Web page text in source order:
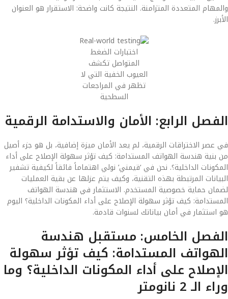
والمهام المتعددة المتزامنة. النتيجة كانت واضحة: الاستقرار هو العنوان
الأبرز.
اختبارات الضغط
المتواصل تكشف
العيوب الخفية التي لا
تظهر في المراجعات
السطحية
الفصل الرابع: الأمان والاستدامة الرقمية
في عصر الاختراقات الرقمية، لم يعد الأمان ميزة إضافية، بل هو جزء أصيل
من بنية هندسة الهواتف المستدامة: كيف تؤثر سهولة الإصلاح على أداء
المكونات الداخلية؟. نحن في ‘قيمني’ نولي اهتماماً فائقاً لكيفية تشفير
البيانات المرتبطة بهذه التقنية، وكيف يتم عزلها عن بقية العمليات
لضمان حماية خصوصية المستخدم. الاستثمار في هندسة الهواتف
المستدامة: كيف تؤثر سهولة الإصلاح على أداء المكونات الداخلية؟ اليوم
هو استثمار في أمان بياناتك لسنوات قادمة.
الفصل الخامس: مستقبل هندسة
الهواتف المستدامة: كيف تؤثر سهولة
الإصلاح على أداء المكونات الداخلية؟ وما
وراء الـ 2 نانومتر